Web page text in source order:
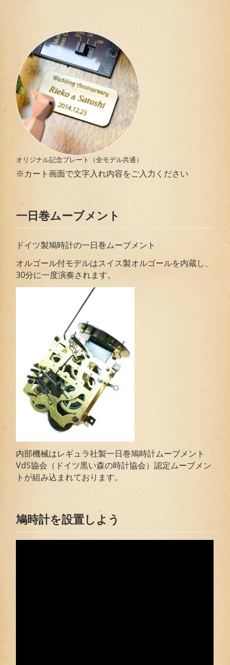
オリジナル記念プレート（全モデル共通）
※カート画面で文字入れ内容をご入力ください
一日巻ムーブメント
ドイツ製鳩時計の一日巻ムーブメント
オルゴール付モデルはスイス製オルゴールを内蔵し、
30分に一度演奏されます。
内部機械はレギュラ社製一日巻鳩時計ムーブメント
VdS協会（ドイツ黒い森の時計協会）認定ムーブメン
トが組み込まれております。
鳩時計を設置しよう